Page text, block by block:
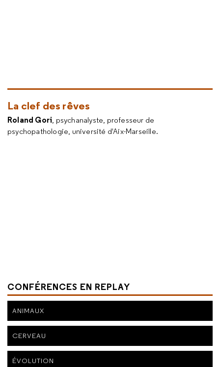
La clef des rêves
Roland Gori, psychanalyste, professeur de
psychopathologie, université d'Aix-Marseille.
CONFÉRENCES EN REPLAY
ANIMAUX
CERVEAU
ÉVOLUTION